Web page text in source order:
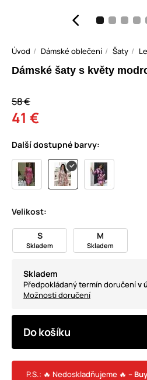
Úvod Dámské oblečení Šaty
Dámské šaty s květy
58 €
41 €
Další dostupné barvy:
Velikost:
S
Skladem
M
Skladem
Skladem
Předpokládaný termín doručenív
Možnosti doručení
Do košíku
P.S.: 🔥 Nedoskladňujeme 🔥 –